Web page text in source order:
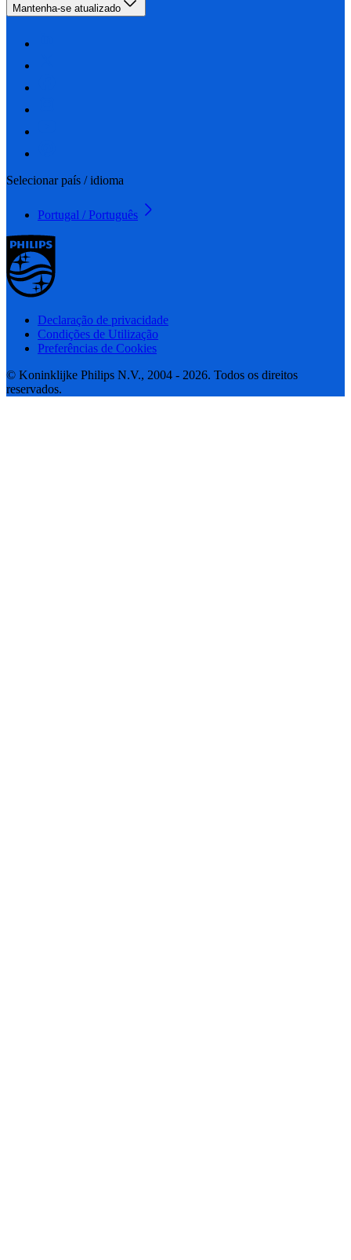
Mantenha-se atualizado
Selecionar país / idioma
Portugal / Português
Declaração de privacidade
Condições de Utilização
Preferências de Cookies
© Koninklijke Philips N.V., 2004 - 2026. Todos os direitos
reservados.